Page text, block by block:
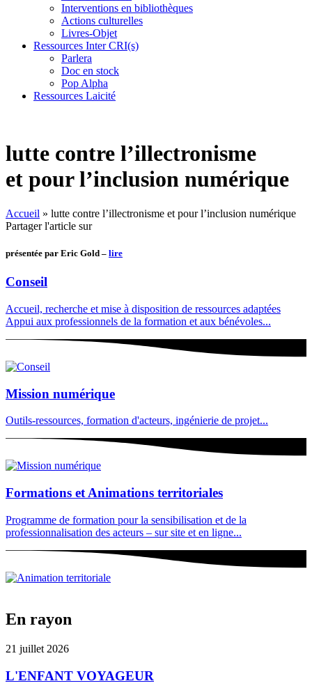
Interventions en bibliothèques
Actions culturelles
Livres-Objet
Ressources Inter CRI(s)
Parlera
Doc en stock
Pop Alpha
Ressources Laicité
lutte contre l’illectronisme
et pour l’inclusion numérique
Accueil » lutte contre l’illectronisme et pour l’inclusion numérique
Partager l'article sur
présentée par Eric Gold – lire
Conseil
Accueil, recherche et mise à disposition de ressources adaptées
Appui aux professionnels de la formation et aux bénévoles...
Mission numérique
Outils-ressources, formation d'acteurs, ingénierie de projet...
Formations et Animations territoriales
Programme de formation pour la sensibilisation et de la
professionnalisation des acteurs – sur site et en ligne...
En rayon
21 juillet 2026
L'ENFANT VOYAGEUR